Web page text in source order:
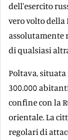
dell'esercito
vero volto della
assolutamente
di qualsiasi
Poltava,
300.000
confine con la
orientale. La
regolari di